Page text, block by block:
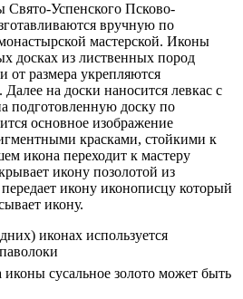
Успенского Псково-
вручную по
мастерской. Иконы
досках из лиственных пород
от размера укрепляются
на доски наносится левкас с
подготовленную доску по
основное изображение
красками, стойкими к
икона переходит к мастеру
икону позолотой из
икону иконописцу который
икону.
иконах используется
сусальное золото может быть